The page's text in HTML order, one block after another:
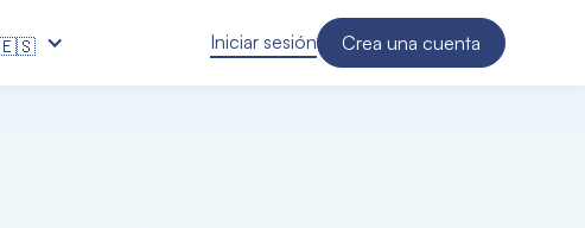
Iniciar sesión Crea una cuenta